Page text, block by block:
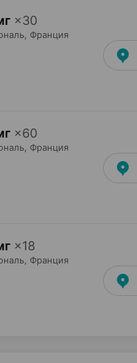
×30
, Франция
×60
, Франция
×18
, Франция